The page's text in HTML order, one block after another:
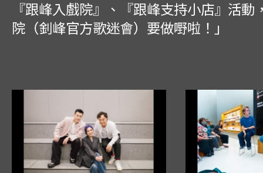
『跟峰入戲院』、『跟峰支持小店』活動
院（釗峰官方歌迷會）要做嘢啦！」